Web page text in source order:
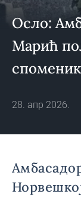
Осло:
Марић
28. апр 2026.